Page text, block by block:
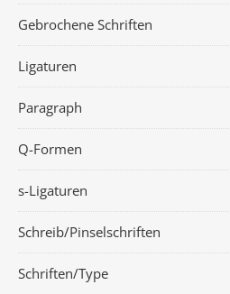
Gebrochene Schriften
Ligaturen
Paragraph
Q-Formen
s-Ligaturen
Schreib/Pinselschriften
Schriften/Type